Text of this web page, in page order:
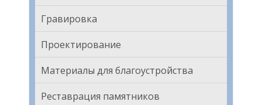
Гравировка
Проектирование
Материалы для благоустройства
Реставрация памятников